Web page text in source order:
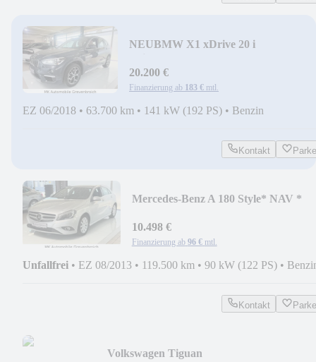
NEUBMW X1 xDrive 20 i
20.200 €
Finanzierung ab 183 € mtl.
EZ 06/2018 • 63.700 km • 141 kW (192 PS) • Benzin
Kontakt
Mercedes-Benz A 180 Style* NAV *
10.498 €
Finanzierung ab 96 € mtl.
Unfallfrei • EZ 08/2013 • 119.500 km • 90 kW (122 PS) •
Kontakt
Volkswagen Tiguan